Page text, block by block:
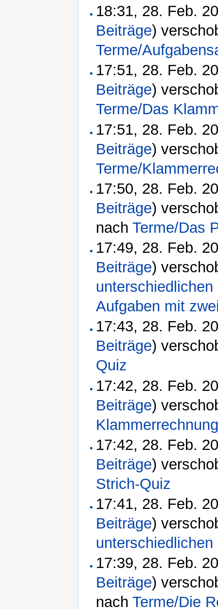
18:31, 28. Feb.
Beiträge)
Terme/
17:51, 28. Feb.
Beiträge)
Terme/Das
17:51, 28. Feb.
Beiträge)
Terme/
17:50, 28. Feb.
Beiträge)
nachTerme/Das
17:49, 28. Feb.
Beiträge)
Aufgaben mit
17:43, 28. Feb.
Beiträge)
Quiz
17:42, 28. Feb.
Beiträge)
17:42, 28. Feb.
Beiträge)
Strich-Quiz
17:41, 28. Feb.
Beiträge)
17:39, 28. Feb.
Beiträge)
nachTerme/Die